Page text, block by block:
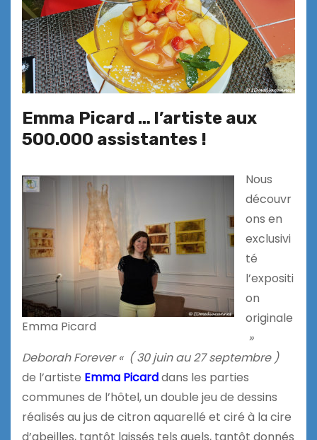
Emma Picard … l’artiste aux
500.000 assistantes !
Emma Picard
Nous
découvr
ons en
exclusivi
té
l’expositi
on
originale
»
Deborah Forever « ( 30 juin au 27 septembre )
de l’artiste Emma Picarddans les parties
communes de l’hôtel, un double jeu de dessins
réalisés au jus de citron aquarellé et ciré à la cire